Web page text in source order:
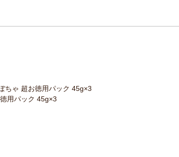
ちゃ 超お徳用パック 45g×3
用パック 45g×3